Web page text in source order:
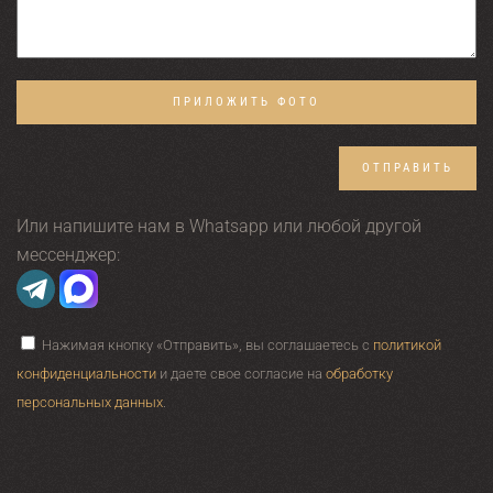
ПРИЛОЖИТЬ ФОТО
ОТПРАВИТЬ
Или напишите нам в Whatsapp или любой другой
мессенджер:
Нажимая кнопку «Отправить», вы соглашаетесь с политикой
конфиденциальности и даете свое согласие на обработку
персональных данных.